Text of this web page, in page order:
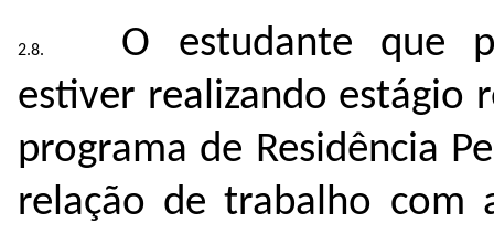
O estudante que
estiver realizando estágio
programa de Residência
relação de trabalho com